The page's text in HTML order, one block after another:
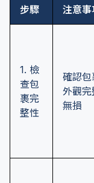
步驟
注意事
1. 檢
查包
裹完
整性
確認包
外觀完
無損